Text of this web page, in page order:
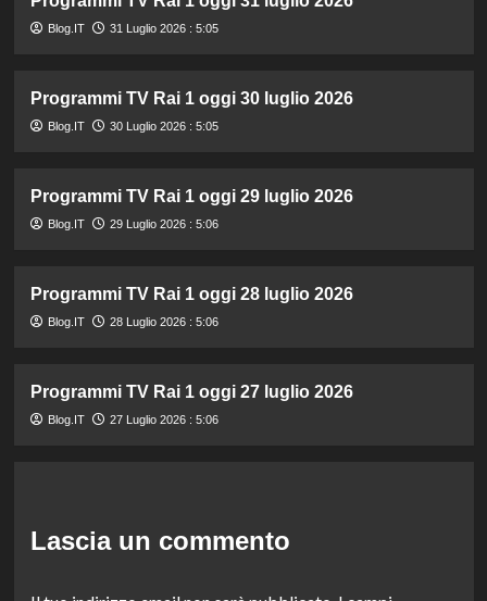
Blog.IT 31 Luglio 2026 : 5:05
Programmi TV Rai 1 oggi 30 luglio 2026
Blog.IT 30 Luglio 2026 : 5:05
Programmi TV Rai 1 oggi 29 luglio 2026
Blog.IT 29 Luglio 2026 : 5:06
Programmi TV Rai 1 oggi 28 luglio 2026
Blog.IT 28 Luglio 2026 : 5:06
Programmi TV Rai 1 oggi 27 luglio 2026
Blog.IT 27 Luglio 2026 : 5:06
Lascia un commento